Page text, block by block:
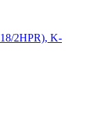
2HPR), K-